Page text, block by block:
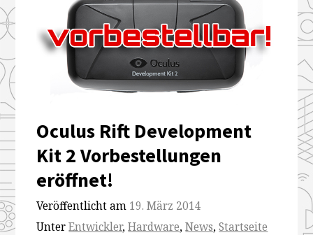
Oculus Rift Development
Kit 2 Vorbestellungen
eröffnet!
Veröffentlicht am 19. März 2014
UnterEntwickler,Hardware,News,Startseite